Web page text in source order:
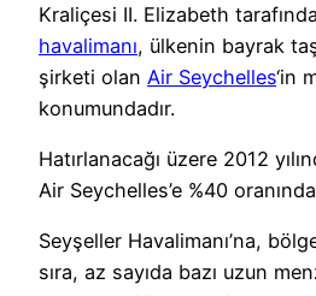
Kraliçesi II. Elizabeth
havalimanı, ülkenin bayrak
şirketi olan Air Seychelles‘in
konumundadır.
Hatırlanacağı üzere 2012
Air Seychelles’e %40
Seyşeller Havalimanı’na,
sıra, az sayıda bazı uzun